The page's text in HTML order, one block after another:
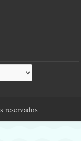
reservados